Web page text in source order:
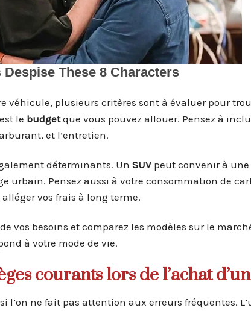
véhicule, plusieurs critères sont à évaluer pour
le budgetque vous pouvez allouer. Pensez à
et l’entretien.
déterminants. Un SUV peut convenir à
urbain. Pensez aussi à votre consommation de
vos frais à long terme.
vos besoins et comparez les modèles sur le
à votre mode de vie.
courants lors de l’achat
l’on ne fait pas attention aux erreurs fréquentes.